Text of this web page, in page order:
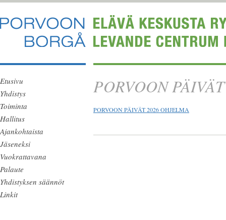
Etusivu
Yhdistys
Toiminta
Hallitus
Ajankohtaista
Jäseneksi
Vuokrattavana
Palaute
Yhdistyksen säännöt
Linkit
PORVOON
PORVOON PÄIVÄT 2026 OHJELMA